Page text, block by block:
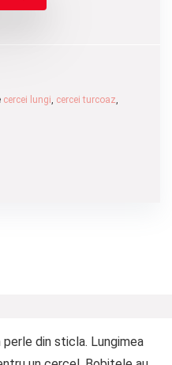
cercei lungi, cercei turcoaz,
din sticla. Lungimea